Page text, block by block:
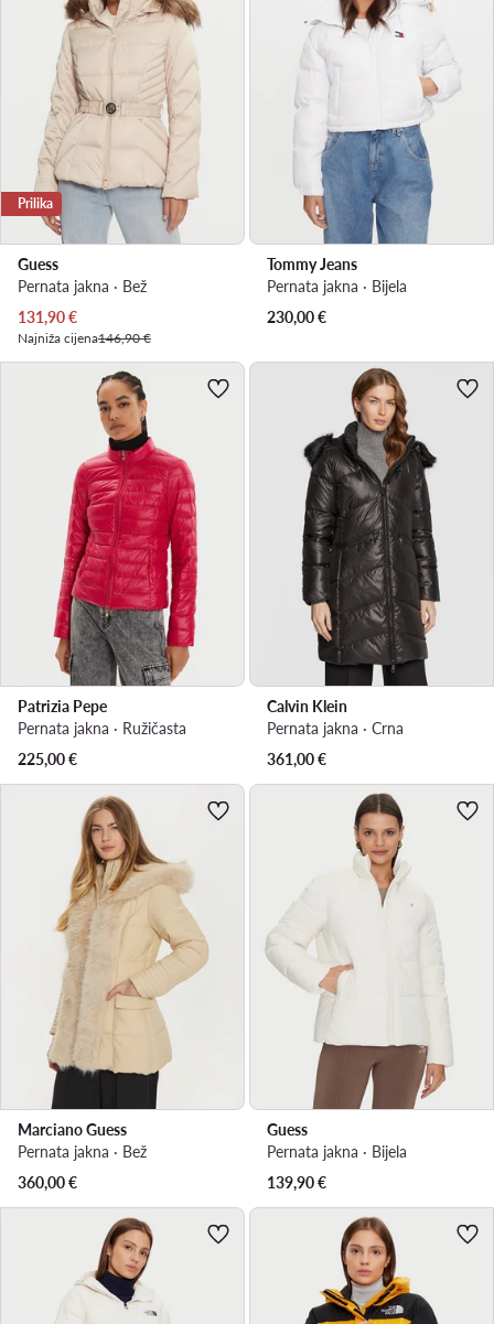
Prilika
Guess
Pernata jakna · Bež
Trenutna cijena
131,90€
Najniža cijena146,90 €
Tommy Jeans
Pernata jakna · Bijela
230,00€
Patrizia Pepe
Pernata jakna · Ružičasta
225,00€
Calvin Klein
Pernata jakna · Crna
361,00€
Marciano Guess
Pernata jakna · Bež
360,00€
Guess
Pernata jakna · Bijela
139,90€